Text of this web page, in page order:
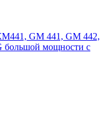
GM 441, GM 442,
мощности с